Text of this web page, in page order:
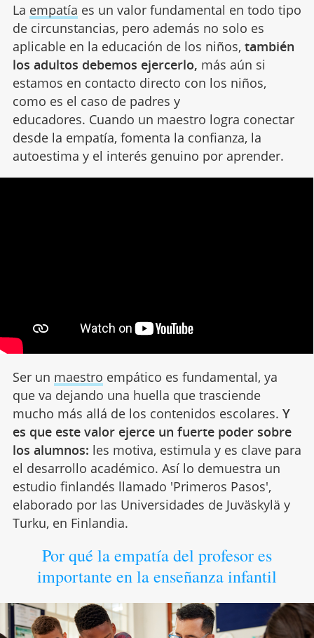
La empatía es un valor fundamental en todo tipo
de circunstancias, pero además no solo es
aplicable en la educación de los niños, también
los adultos debemos ejercerlo, más aún si
estamos en contacto directo con los niños,
como es el caso de padres y
educadores. Cuando un maestro logra conectar
desde la empatía, fomenta la confianza, la
autoestima y el interés genuino por aprender.
Ser un maestro empático es fundamental, ya
que va dejando una huella que trasciende
mucho más allá de los contenidos escolares. Y
es que este valor ejerce un fuerte poder sobre
los alumnos: les motiva, estimula y es clave para
el desarrollo académico. Así lo demuestra un
estudio finlandés llamado 'Primeros Pasos',
elaborado por las Universidades de Juväskylä y
Turku, en Finlandia.
Por qué la empatía del profesor es
importante en la enseñanza infantil